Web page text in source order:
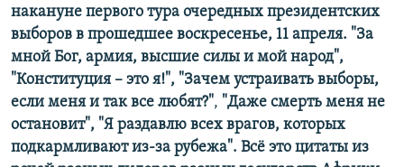
накануне первого тура очередных президентских
выборов в прошедшее воскресенье, 11 апреля. "За
мной Бог, армия, высшие силы и мой народ",
"Конституция – ​это я!", "Зачем устраивать выборы,
если меня и так все любят?", "Даже смерть меня не
остановит", "Я раздавлю всех врагов, которых
подкармливают из-за рубежа". Всё это цитаты из